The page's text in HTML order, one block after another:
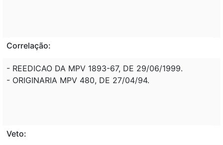
Correlação:
- REEDICAO DA MPV 1893-67, DE 29/06/1999.
- ORIGINARIA MPV 480, DE 27/04/94.
Veto: